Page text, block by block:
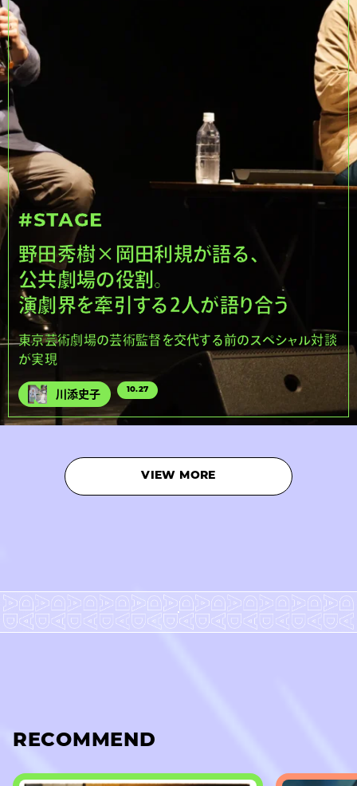
#STAGE
野田秀樹×岡田利規が語る、
公共劇場の役割。
演劇界を牽引する2人が語り合う
東京芸術劇場の芸術監督を交代する前のスペシャル対談
が実現
川添史子 10.27
VIEW MORE
RECOMMEND